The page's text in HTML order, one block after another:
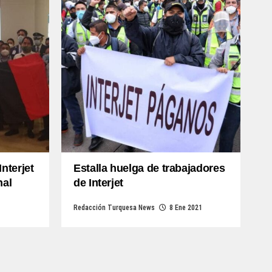
Estalla huelga de trabajadores
de Interjet
Redacción Turquesa News 8 Ene 2021